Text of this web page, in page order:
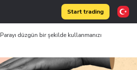
Start trading
Parayı düzgün bir şekilde kullanmanızı